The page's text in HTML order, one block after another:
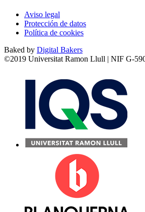
Aviso legal
Protección de datos
Política de cookies
Baked by Digital Bakers
©2019 Universitat Ramon Llull | NIF G-